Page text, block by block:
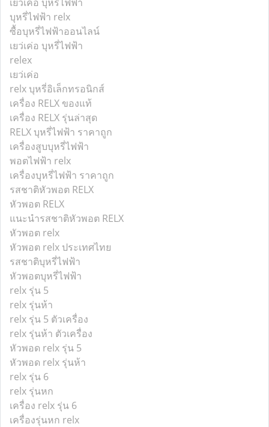
บุหรี่ไฟฟ้า relx
ซื้อบุหรี่ไฟฟ้าออนไลน์
เยว่เค่อ บุหรี่ไฟฟ้า
relex
เยว่เค่อ
relx บุหรี่อิเล็กทรอนิกส์
เครื่อง RELX ของแท้
เครื่อง RELX รุ่นล่าสุด
RELX บุหรี่ไฟฟ้า ราคาถูก
เครื่องสูบบุหรี่ไฟฟ้า
พอตไฟฟ้า relx
เครื่องบุหรี่ไฟฟ้า ราคาถูก
รสชาติหัวพอต RELX
หัวพอต RELX
แนะนำรสชาติหัวพอต RELX
หัวพอต relx
หัวพอต relx ประเทศไทย
รสชาติบุหรี่ไฟฟ้า
หัวพอตบุหรี่ไฟฟ้า
relx รุ่น 5
relx รุ่นห้า
relx รุ่น 5 ตัวเครื่อง
relx รุ่นห้า ตัวเครื่อง
หัวพอด relx รุ่น 5
หัวพอด relx รุ่นห้า
relx รุ่น 6
relx รุ่นหก
เครื่อง relx รุ่น 6
เครื่องรุ่นหก relx